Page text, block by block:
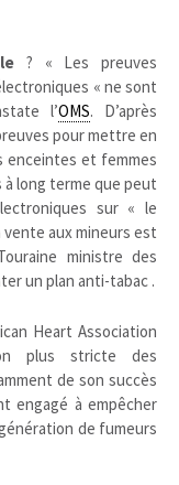
? « Les preuves
« ne sont
l’OMS. D’après
pour mettre en
enceintes et femmes
à long terme que peut
sur « le
vente aux mineurs est
ministre des
un plan anti-tabac .
Heart Association
plus stricte des
de son succès
engagé à empêcher
de fumeurs